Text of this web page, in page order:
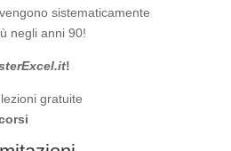
sistematicamente
negli anni 90!
!
lezioni gratuite